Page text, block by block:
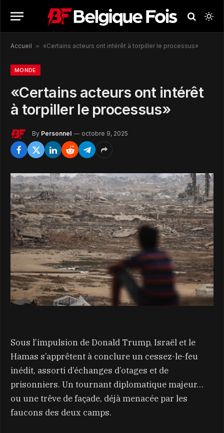
Accueil » «Certains acteurs ont intérêt à torpiller le processus»
MONDE
«Certains acteurs ont intérêt
à torpiller le processus»
By Personnel octobre 9, 2025
Sous l’impulsion de Donald Trump, Israël et le
Hamas s’apprêtent à conclure un cessez-le-feu
inédit, assorti d’échanges d’otages et de
prisonniers. Un tournant diplomatique majeur…
ou une trêve de façade, déjà menacée par les
faucons des deux camps.